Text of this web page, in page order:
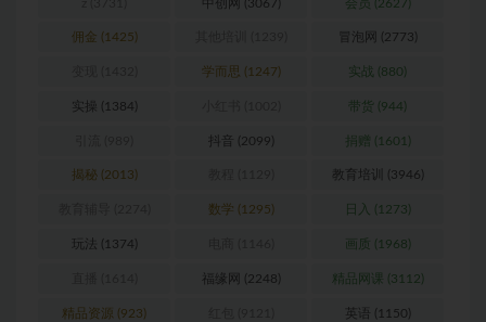
中创网 (3067) 会员 (2627)
佣金 (1425) 冒泡网 (2773)
学而思 (1247) 实战 (880)
实操 (1384) 带货 (944)
抖音 (2099) (1601)
揭秘(2013) 教育培训 (3946)
数学 (1295) 日入 (1273)
玩法 (1374) 画质 (1968)
福缘网 (2248) 精品网课 (3112)
精品资源 (923) 英语 (1150)